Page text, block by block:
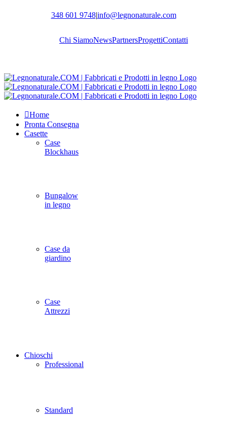
348 601 9748|info@legnonaturale.com
Chi SiamoNewsPartnersProgettiContatti
Home
Pronta Consegna
Casette
Case
Blockhaus
Bungalow
in legno
Case da
giardino
Case
Attrezzi
Chioschi
Professional
Standard